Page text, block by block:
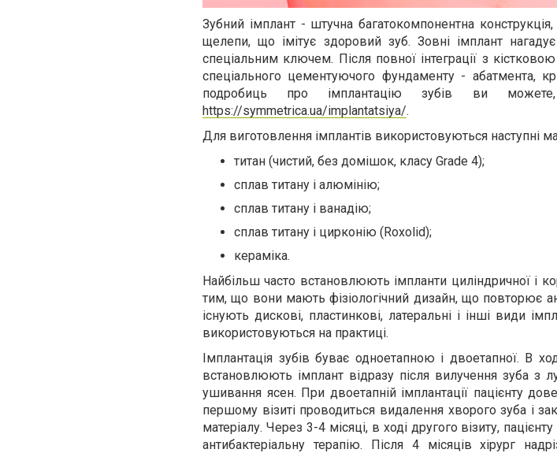
Зубний імплант - штучна багатокомпонентна
щелепи, що імітує здоровий зуб. Зовні імплант
спеціальним ключем. Після повної інтеграції з
спеціального цементуючого фундаменту - абатмента,
подробиць про імплантацію зубів ви
https://symmetrica.ua/implantatsiya/.
Для виготовлення імплантів використовуються наступні
титан (чистий, без домішок, класу Grade 4);
сплав титану і алюмінію;
сплав титану і ванадію;
сплав титану і цирконію (Roxolid);
кераміка.
Найбільш часто встановлюють імпланти циліндричної і
тим, що вони мають фізіологічний дизайн, що повторює
існують дискові, пластинкові, латеральні і інші види
використовуються на практиці.
Імплантація зубів буває одноетапною і двоетапної. В
встановлюють імплант відразу після вилучення зуба з
ушивання ясен. При двоетапній імплантації пацієнту
першому візиті проводиться видалення хворого зуба і
матеріалу. Через 3-4 місяці, в ході другого візиту,
антибактеріальну терапію. Після 4 місяців хірург